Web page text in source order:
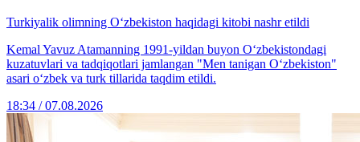
Turkiyalik olimning O‘zbekiston haqidagi kitobi nashr etildi
Kemal Yavuz Atamanning 1991-yildan buyon O‘zbekistondagi
kuzatuvlari va tadqiqotlari jamlangan "Men tanigan O‘zbekiston"
asari o‘zbek va turk tillarida taqdim etildi.
18:34 / 07.08.2026